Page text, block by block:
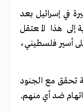
في إسرائيل بعد
هذا المعتقل
على أسير فلسطيني،
تحقق مع الجنود
ضد أي منهم.